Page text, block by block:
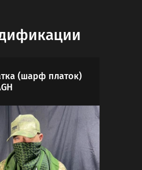
(шарф платок)